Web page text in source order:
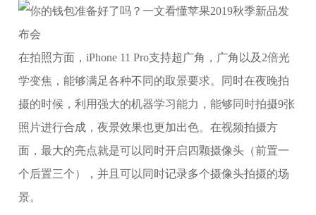
在拍照方面，iPhone 11 Pro支持超广角，广角以及2倍光
学变焦，能够满足各种不同的取景要求。同时在夜晚拍
摄的时候，利用强大的机器学习能力，能够同时拍摄9张
照片进行合成，夜景效果也更加出色。在视频拍摄方
面，最大的亮点就是可以同时开启四颗摄像头（前置一
个后置三个），并且可以同时记录多个摄像头拍摄的场
景。